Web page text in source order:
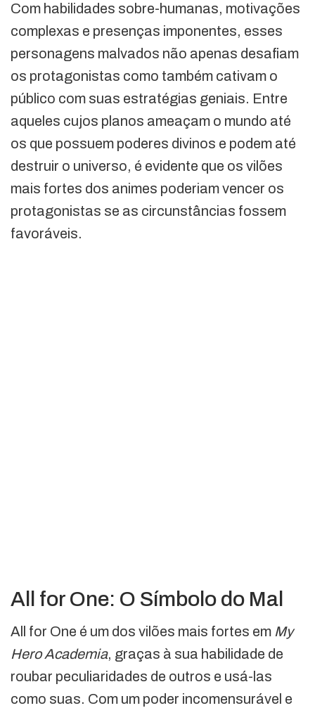
Com habilidades sobre-humanas, motivações
complexas e presenças imponentes, esses
personagens malvados não apenas desafiam
os protagonistas como também cativam o
público com suas estratégias geniais. Entre
aqueles cujos planos ameaçam o mundo até
os que possuem poderes divinos e podem até
destruir o universo, é evidente que os vilões
mais fortes dos animes poderiam vencer os
protagonistas se as circunstâncias fossem
favoráveis.
All for One: O Símbolo do Mal
All for One é um dos vilões mais fortes em My
Hero Academia, graças à sua habilidade de
roubar peculiaridades de outros e usá-las
como suas. Com um poder incomensurável e